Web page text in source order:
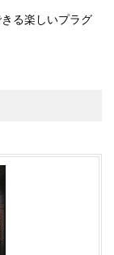
る楽しいプラグ